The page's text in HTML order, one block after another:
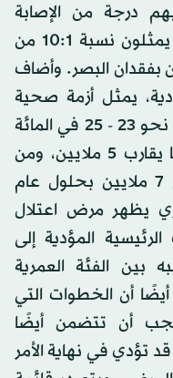
درجة من الإصابة
باعتلال الشبكية السكري، وهم يمثلون نسبة 10:1 من
بفقدان البصر. وأضاف
يمثل أزمة صحية
كبرى كونه مرضًا يؤثر على حياة نحو 23 - 25 في المائة
من المواطنين السعوديين أي ما يقارب 5 ملايين، ومن
المتوقع أن يصل هذا العدد إلى 7 ملايين بحلول عام
يظهر مرض اعتلال
المؤدية إلى
بين الفئة العمرية
أن الخطوات التي
أن تتضمن أيضًا
تؤدي في نهاية الأمر